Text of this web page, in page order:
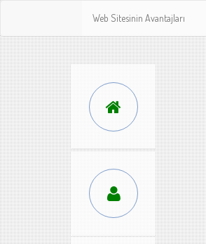
Web Sitesinin Avantajları